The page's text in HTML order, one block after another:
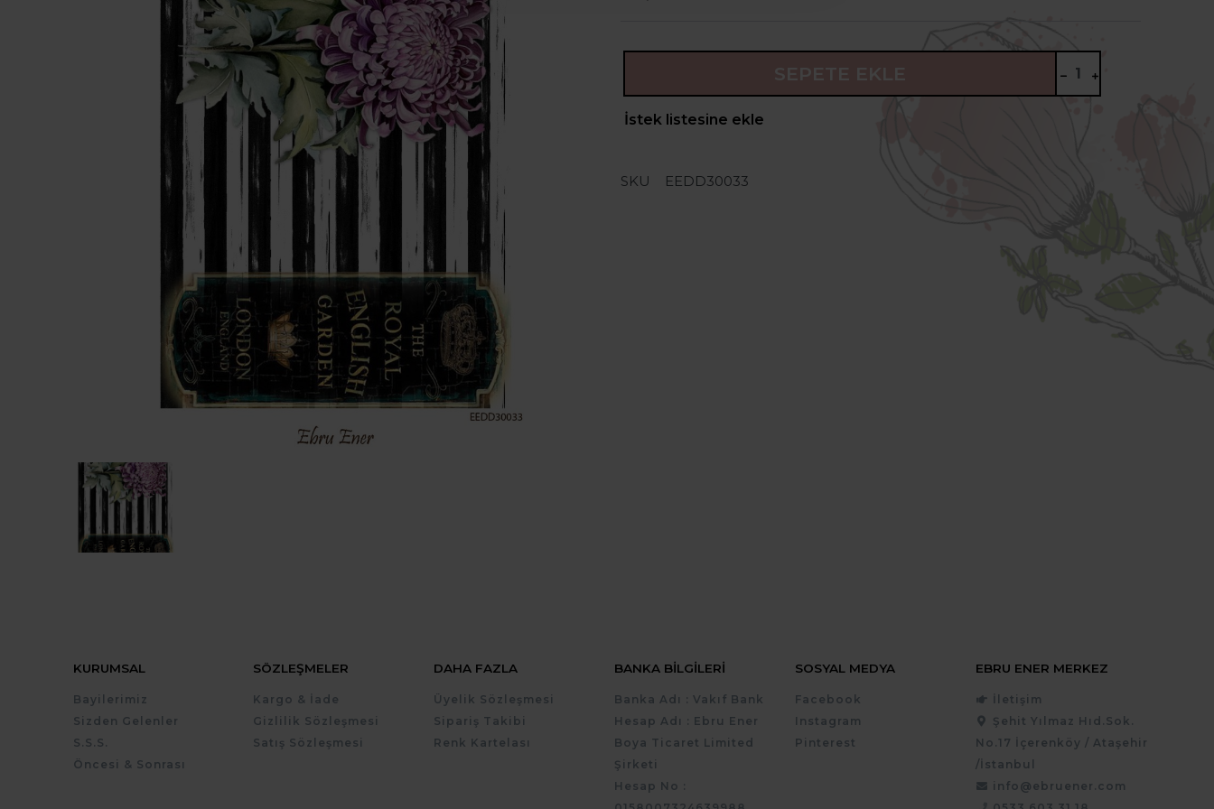
İstek listesine ekle
SKU EEDD30033
KURUMSAL
Bayilerimiz
Sizden Gelenler
S.S.S.
Öncesi & Sonrası
SÖZLEŞMELER
Kargo & İade
Gizlilik Sözleşmesi
Satış Sözleşmesi
DAHA FAZLA
Üyelik Sözleşmesi
Sipariş Takibi
Renk Kartelası
BANKA BILGILERI
Banka Adı : Vakıf Bank
Hesap Adı : Ebru Ener
Boya Ticaret Limited
Şirketi
Hesap No :
SOSYAL MEDYA
Facebook
Instagram
Pinterest
EBRU ENER MERKEZ
İletişim
Şehit Yılmaz Hıd.Sok.
No.17 İçerenköy / Ataşehir
/İstanbul
info@ebruener.com